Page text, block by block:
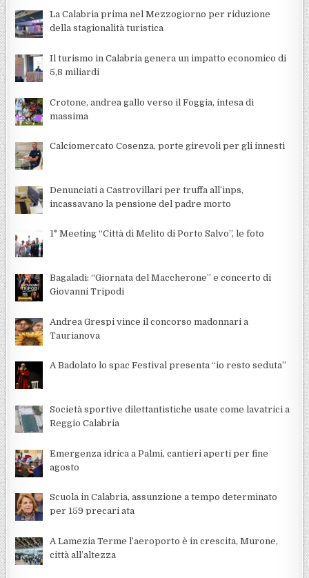
La Calabria prima nel Mezzogiorno per riduzione
della stagionalità turistica
Il turismo in Calabria genera un impatto economico di
5,8 miliardi
Crotone, andrea gallo verso il Foggia, intesa di
massima
Calciomercato Cosenza, porte girevoli per gli innesti
Denunciati a Castrovillari per truffa all’inps,
incassavano la pensione del padre morto
1° Meeting “Città di Melito di Porto Salvo”, le foto
Bagaladi: “Giornata del Maccherone” e concerto di
Giovanni Tripodi
Andrea Grespi vince il concorso madonnari a
Taurianova
A Badolato lo spac Festival presenta “io resto seduta”
Società sportive dilettantistiche usate come lavatrici a
Reggio Calabria
Emergenza idrica a Palmi, cantieri aperti per fine
agosto
Scuola in Calabria, assunzione a tempo determinato
per 159 precari ata
A Lamezia Terme l’aeroporto è in crescita, Murone,
città all’altezza